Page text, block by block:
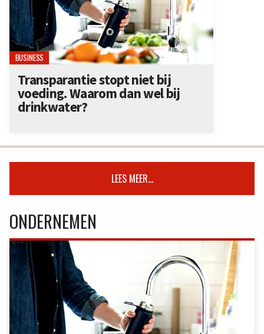
BUSINESS
Transparantie stopt niet bij
voeding. Waarom dan wel bij
drinkwater?
LEES MEER...
ONDERNEMEN